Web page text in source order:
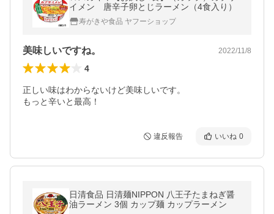
イメン 唐辛子卵とじラーメン（4食入り）
寿がきや食品 ヤフーショップ
美味しいですね。 2022/11/8
4
正しい味はわからないけど美味しいです。
もっと辛いと最高！
違反報告 いいね 0
日清食品 日清麺NIPPON 八王子たまねぎ醤
油ラーメン 3個 カップ麺 カップラーメン